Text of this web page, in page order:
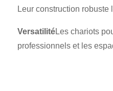
Leur construction
VersatilitéLes chariots
professionnels et les